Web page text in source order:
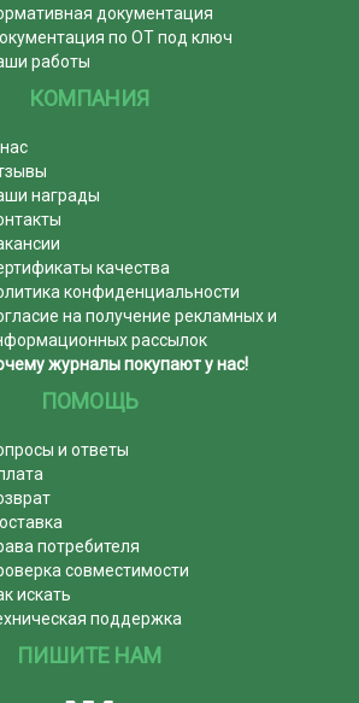
документация
по ОТ под ключ
работы
КОМПАНИЯ
награды
качества
конфиденциальности
на получение рекламных и
рассылок
журналы покупают у нас!
ПОМОЩЬ
и ответы
потребителя
совместимости
искать
поддержка
ПИШИТЕ НАМ